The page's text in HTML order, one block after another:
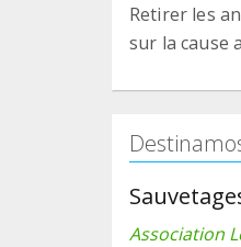
Retirer les
sur la cause
Association